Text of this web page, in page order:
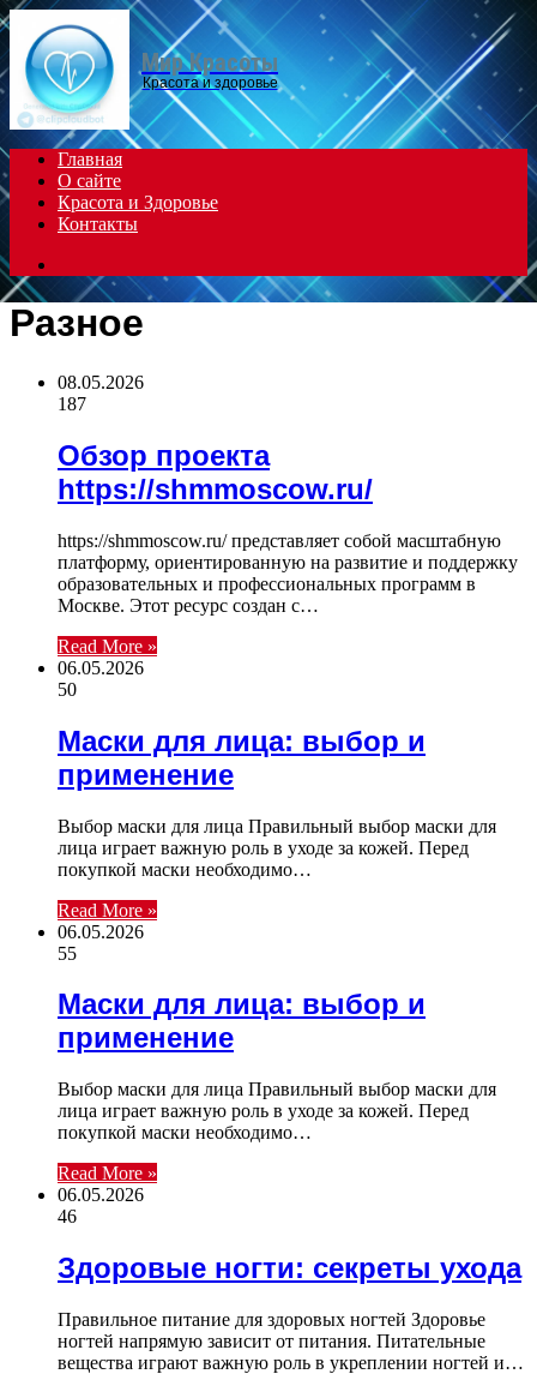
Menu
Мир Красоты
Красота и здоровье
Главная
О сайте
Красота и Здоровье
Контакты
Разное
08.05.2026
187
Обзор проекта
https://shmmoscow.ru/
https://shmmoscow.ru/ представляет собой масштабную
платформу, ориентированную на развитие и поддержку
образовательных и профессиональных программ в
Москве. Этот ресурс создан с…
Read More »
06.05.2026
50
Маски для лица: выбор и
применение
Выбор маски для лица Правильный выбор маски для
лица играет важную роль в уходе за кожей. Перед
покупкой маски необходимо…
Read More »
06.05.2026
55
Маски для лица: выбор и
применение
Выбор маски для лица Правильный выбор маски для
лица играет важную роль в уходе за кожей. Перед
покупкой маски необходимо…
Read More »
06.05.2026
46
Здоровые ногти: секреты ухода
Правильное питание для здоровых ногтей Здоровье
ногтей напрямую зависит от питания. Питательные
вещества играют важную роль в укреплении ногтей и…